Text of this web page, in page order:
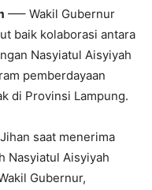
—– Wakil Gubernur
baik kolaborasi antara
Nasyiatul Aisyiyah
pemberdayaan
di Provinsi Lampung.
saat menerima
Nasyiatul Aisyiyah
Gubernur,